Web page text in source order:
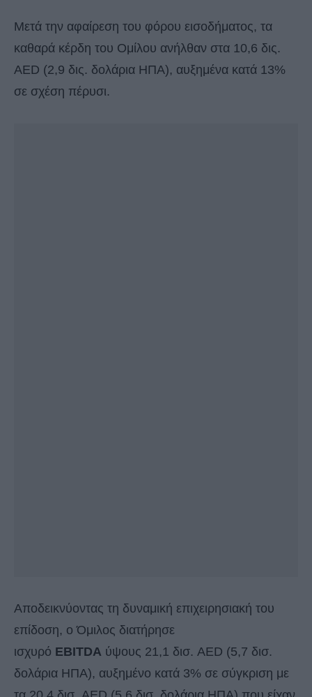
Μετά την αφαίρεση του φόρου εισοδήματος, τα
καθαρά κέρδη του Ομίλου ανήλθαν στα 10,6 δις.
AED (2,9 δις. δολάρια ΗΠΑ), αυξημένα κατά 13%
σε σχέση πέρυσι.
Αποδεικνύοντας τη δυναμική επιχειρησιακή του
επίδοση, ο Όμιλος διατήρησε
ισχυρό EBITDA ύψους 21,1 δισ. AED (5,7 δισ.
δολάρια ΗΠΑ), αυξημένο κατά 3% σε σύγκριση με